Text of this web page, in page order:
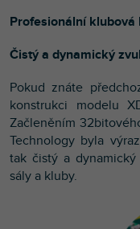
Profesionální klubová
Čistý a dynamický
Pokud znáte
konstrukci modelu
Začleněním
Technology byla
tak čistý a
sály a kluby.